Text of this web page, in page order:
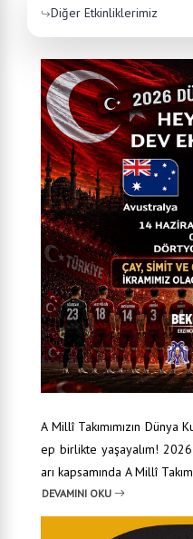
Diğer Etkinliklerimiz
A Millî Takımımızın Dünya
ep birlikte yaşayalım! 2026
arı kapsamında A Millî
DEVAMINI OKU